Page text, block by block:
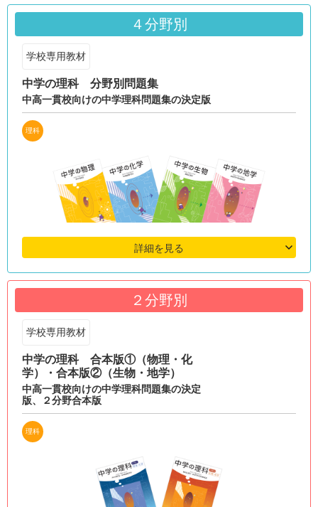
４分野別
学校専用教材
中学の理科 分野別問題集
中高一貫校向けの中学理科問題集の決定版
理科
詳細を見る
２分野別
学校専用教材
中学の理科 合本版①（物理・化
学）・合本版②（生物・地学）
中高一貫校向けの中学理科問題集の決定
版、２分野合本版
理科